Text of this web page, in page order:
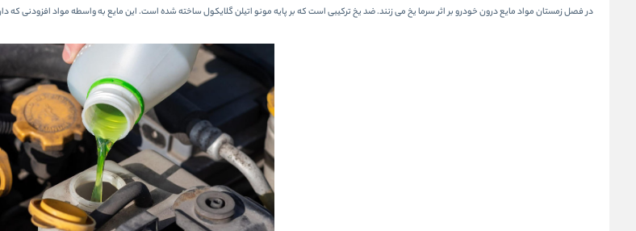
در فصل زمستان مواد مایع درون خودرو بر اثر سرما یخ می زنند. ضد یخ ترکیبی است که بر پایه مونو اتیلن گلایکول ساخته شده است. این مایع به واسطه مواد افزودنی